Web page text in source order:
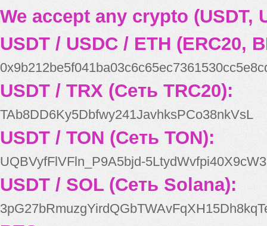
We accept any crypto (USDT,
USDT / USDC / ETH (ERC20,
USDT / TRX (Сеть TRC20):
TAb8DD6Ky5Dbfwy241JavhksPCo38nkVsL
USDT / TON (Сеть TON):
UQBVyfFlVFln_P9A5bjd-
USDT / SOL (Сеть Solana):